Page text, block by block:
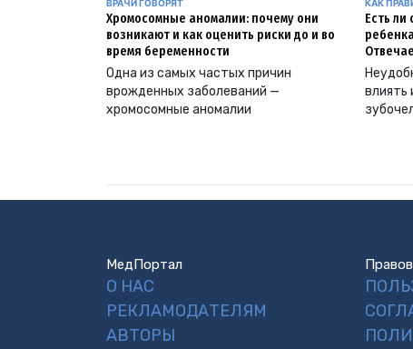
ВРАЧИ ГОВОРЯТ
Хромосомные аномалии: почему они
возникают и как оценить риски до и во
время беременности
Одна из самых частых причин
врожденных заболеваний —
хромосомные аномалии
КАК
Есть
влиять
МедПортал
О НАС
РЕКЛАМОДАТЕЛЯМ
АВТОРЫ